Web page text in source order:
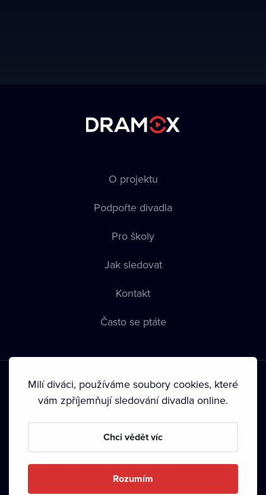
O projektu
Podpořte divadla
Pro školy
Jak sledovat
Kontakt
Často se ptáte
Podmínky používání • Ochrana soukromí • Zásady používání
• Autorská práva•
Milí diváci, používáme soubory cookies, které
vám zpříjemňují sledování divadla online.
Chci vědět víc
Rozumím